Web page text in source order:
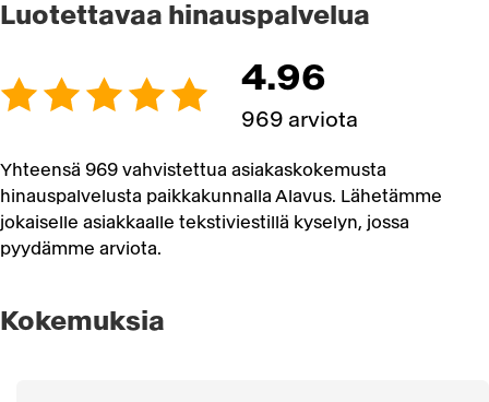
Luotettavaa hinauspalvelua
4.96
969 arviota
Yhteensä 969 vahvistettua asiakaskokemusta
hinauspalvelusta paikkakunnalla Alavus. Lähetämme
jokaiselle asiakkaalle tekstiviestillä kyselyn, jossa
pyydämme arviota.
Kokemuksia